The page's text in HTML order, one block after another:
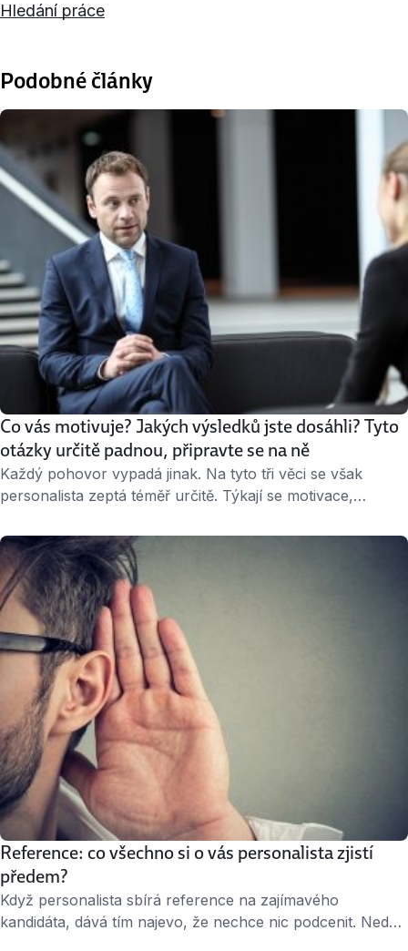
Hledání práce
Podobné články
Co vás motivuje? Jakých výsledků jste dosáhli? Tyto
otázky určitě padnou, připravte se na ně
Každý pohovor vypadá jinak. Na tyto tři věci se však
personalista zeptá téměř určitě. Týkají se motivace,
Jakou odpověď je nejlepší vytáhnout z rukávu? » 3
minuty čtení « 1. Co vás motivuje ke změně práce?
Otřepané otázky typu „jaké jsou vaše silné a slabé
stránky“ možná ani nezazní. …
Reference: co všechno si o vás personalista zjistí
předem?
Když personalista sbírá reference na zajímavého
kandidáta, dává tím najevo, že nechce nic podcenit. Nedá